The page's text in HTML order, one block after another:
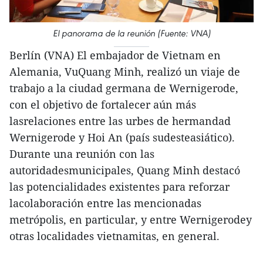
El panorama de la reunión (Fuente: VNA)
Berlín (VNA) El embajador de Vietnam en
Alemania, VuQuang Minh, realizó un viaje de
trabajo a la ciudad germana de Wernigerode,
con el objetivo de fortalecer aún más
lasrelaciones entre las urbes de hermandad
Wernigerode y Hoi An (país sudesteasiático).
Durante una reunión con las
autoridadesmunicipales, Quang Minh destacó
las potencialidades existentes para reforzar
lacolaboración entre las mencionadas
metrópolis, en particular, y entre Wernigerodey
otras localidades vietnamitas, en general.